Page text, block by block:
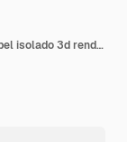
Ícone de caixa de entrega de pacote de papel isolado 3d render ilustração